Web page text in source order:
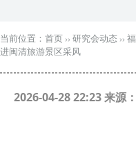
当前位置： 首页 ›› 研究会动态 ››
进闽清旅游景区采风
2026-04-28 22:23 来源